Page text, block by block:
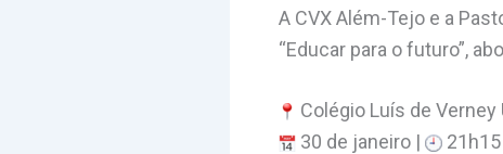
A CVX Além-Tejo e a
“Educar para o futuro”,
Colégio Luís de
30 de janeiro |
21h15